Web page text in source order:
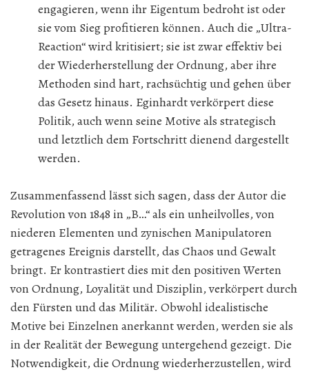
engagieren, wenn ihr Eigentum bedroht ist oder
sie vom Sieg profitieren können. Auch die „Ultra-
Reaction“ wird kritisiert; sie ist zwar effektiv bei
der Wiederherstellung der Ordnung, aber ihre
Methoden sind hart, rachsüchtig und gehen über
das Gesetz hinaus. Eginhardt verkörpert diese
Politik, auch wenn seine Motive als strategisch
und letztlich dem Fortschritt dienend dargestellt
werden.
Zusammenfassend lässt sich sagen, dass der Autor die
Revolution von 1848 in „B…“ als ein unheilvolles, von
niederen Elementen und zynischen Manipulatoren
getragenes Ereignis darstellt, das Chaos und Gewalt
bringt. Er kontrastiert dies mit den positiven Werten
von Ordnung, Loyalität und Disziplin, verkörpert durch
den Fürsten und das Militär. Obwohl idealistische
Motive bei Einzelnen anerkannt werden, werden sie als
in der Realität der Bewegung untergehend gezeigt. Die
Notwendigkeit, die Ordnung wiederherzustellen, wird